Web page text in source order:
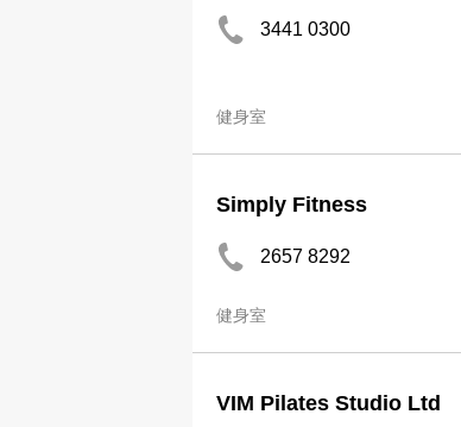
3441 0300
健身室
Simply Fitness
2657 8292
健身室
VIM Pilates Studio Ltd